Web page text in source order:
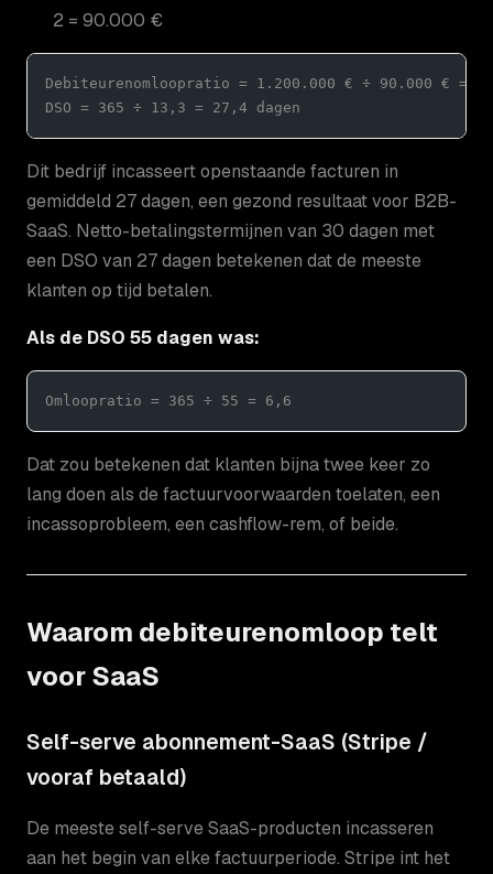
2 = 90.000 €
Debiteurenomloopratio = 1.200.000 € ÷ 90.000 € =
DSO = 365 ÷ 13,3 = 27,4 dagen
Dit bedrijf incasseert openstaande facturen in
gemiddeld 27 dagen, een gezond resultaat voor B2B-
SaaS. Netto-betalingstermijnen van 30 dagen met
een DSO van 27 dagen betekenen dat de meeste
klanten op tijd betalen.
Als de DSO 55 dagen was:
Omloopratio = 365 ÷ 55 = 6,6
Dat zou betekenen dat klanten bijna twee keer zo
lang doen als de factuurvoorwaarden toelaten, een
incassoprobleem, een cashflow-rem, of beide.
Waarom debiteurenomloop telt
voor SaaS
Self-serve abonnement-SaaS (Stripe /
vooraf betaald)
De meeste self-serve SaaS-producten incasseren
aan het begin van elke factuurperiode. Stripe int het